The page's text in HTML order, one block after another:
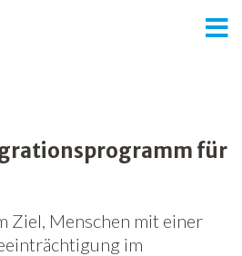
für
Ziel, Menschen mit einer
im